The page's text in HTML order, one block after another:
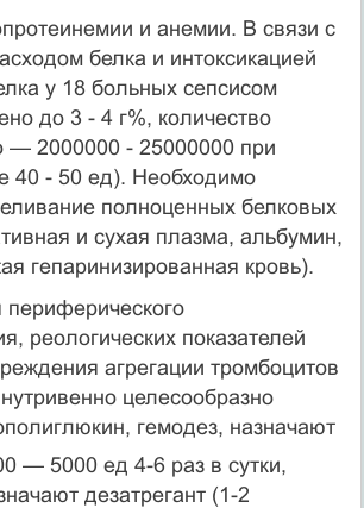
и анемии. В связи с
белка и интоксикацией
у 18 больных сепсисом
до 3 - 4 г%, количество
— 2000000 - 25000000 при
40 - 50 ед). Необходимо
полноценных белковых
и сухая плазма, альбумин,
гепаринизированная кровь).
реоло­гических показателей
агрегации тром­боцитов
целесообразно
гемодез, назначают
— 5000 ед 4-6 раз в сутки,
дезатрегант (1-2